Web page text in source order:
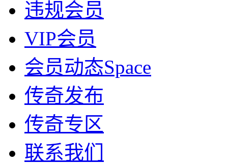
违规会员
VIP会员
会员动态Space
传奇发布
传奇专区
联系我们